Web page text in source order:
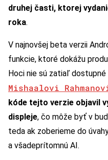
druhej časti, ktorej
roka.
V najnovšej beta verzii
funkcie, ktoré dokážu
Hoci nie sú zatiaľ
Mishaalovi
kóde tejto verzie objavil
displeje, čo môže byť v
teda ak zoberieme do
a všadeprítomnú AI.